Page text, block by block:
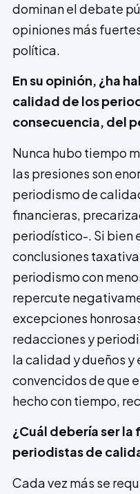
dominan el debate
opiniones más
política.
En su opinión, ¿ha
calidad de los
consecuencia, del
Nunca hubo tiempo
las presiones son
periodismo de
financieras,
periodístico-. Si bien
conclusiones
periodismo con
repercute
excepciones
redacciones y
la calidad y dueños
convencidos de que
hecho con tiempo,
¿Cuál debería ser
periodistas de
Cada vez más se